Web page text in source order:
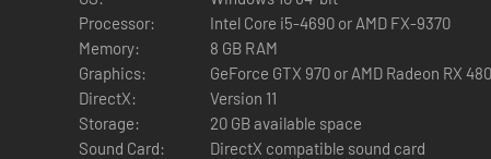
Processor:
Intel Core i5-4690 or AMD FX-9370
Memory:
8 GB RAM
Graphics:
GeForce GTX 970 or AMD Radeon RX 480
DirectX:
Version 11
Storage:
20 GB available space
Sound Card:
DirectX compatible sound card